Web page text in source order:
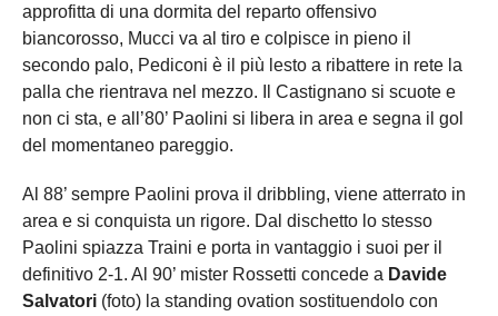
approfitta di una dormita del reparto offensivo
biancorosso, Mucci va al tiro e colpisce in pieno il
secondo palo, Pediconi è il più lesto a ribattere in rete la
palla che rientrava nel mezzo. Il Castignano si scuote e
non ci sta, e all’80’ Paolini si libera in area e segna il gol
del momentaneo pareggio.
Al 88’ sempre Paolini prova il dribbling, viene atterrato in
area e si conquista un rigore. Dal dischetto lo stesso
Paolini spiazza Traini e porta in vantaggio i suoi per il
definitivo 2-1. Al 90’ mister Rossetti concede a Davide
Salvatori (foto) la standing ovation sostituendolo con